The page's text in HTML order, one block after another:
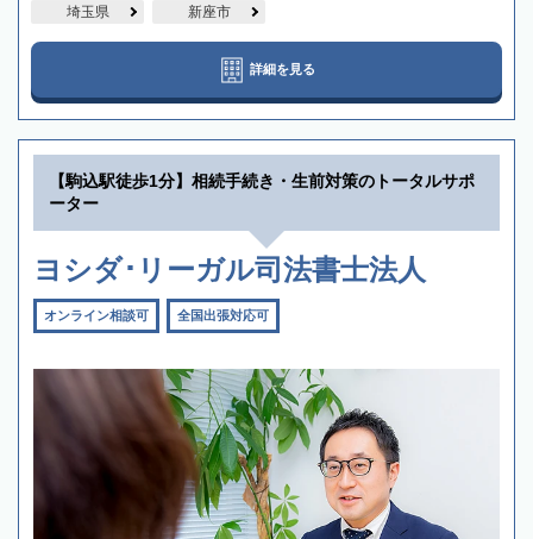
埼玉県 新座市
詳細を見る
【駒込駅徒歩1分】相続手続き・生前対策のトータルサポ
ーター
ヨシダ･リーガル司法書士法人
オンライン相談可 全国出張対応可